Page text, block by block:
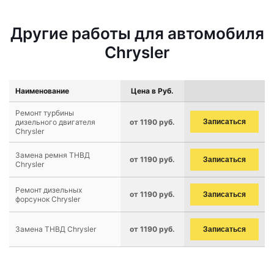
Другие работы для автомобиля
Chrysler
Наименование Цена в Руб.
Ремонт турбины
дизельного двигателя
Chrysler
от 1190 руб. Записаться
Замена ремня ТНВД
Chrysler
от 1190 руб. Записаться
Ремонт дизельных
форсунок Chrysler
от 1190 руб. Записаться
Замена ТНВД Chrysler от 1190 руб. Записаться